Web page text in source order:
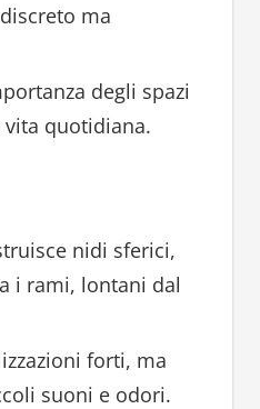
ma
degli spazi
quotidiana.
nidi sferici,
i rami, lontani dal
forti, ma
suoni e odori.